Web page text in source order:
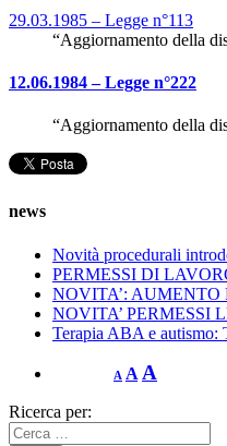
29.03.1985 – Legge n°113
“Aggiornamento della
12.06.1984 – Legge n°222
“Aggiornamento della
news
Novità procedurali
PERMESSI DI
NOVITA’:
NOVITA’ PERMESSI
Terapia ABA e autismo:
A A A
Ricerca per: